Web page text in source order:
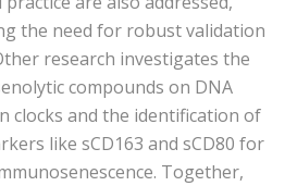
the need for robust validation
research investigates the
compounds on DNA
clocks and the identification of
like sCD163 and sCD80 for
Together,